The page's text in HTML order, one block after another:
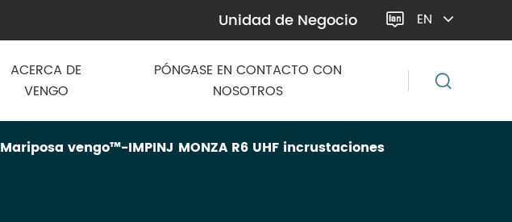
Unidad de Negocio  EN
ACERCA DE
VENGO
PÓNGASE EN CONTACTO CON
NOSOTROS
Mariposa vengo™-IMPINJ MONZA R6 UHF incrustaciones